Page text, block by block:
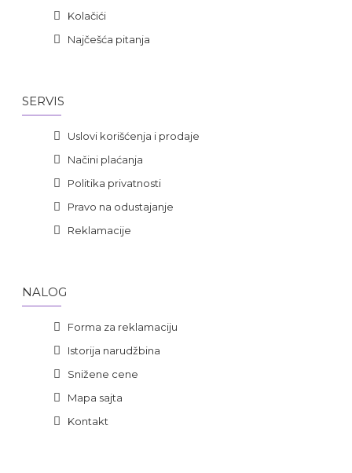
Kolačići
Najčešća pitanja
SERVIS
Uslovi korišćenja i prodaje
Načini plaćanja
Politika privatnosti
Pravo na odustajanje
Reklamacije
NALOG
Forma za reklamaciju
Istorija narudžbina
Snižene cene
Mapa sajta
Kontakt